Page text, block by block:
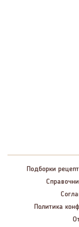
Подборки
Политика